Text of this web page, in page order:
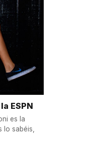
ESPN
es la
lo sabéis,